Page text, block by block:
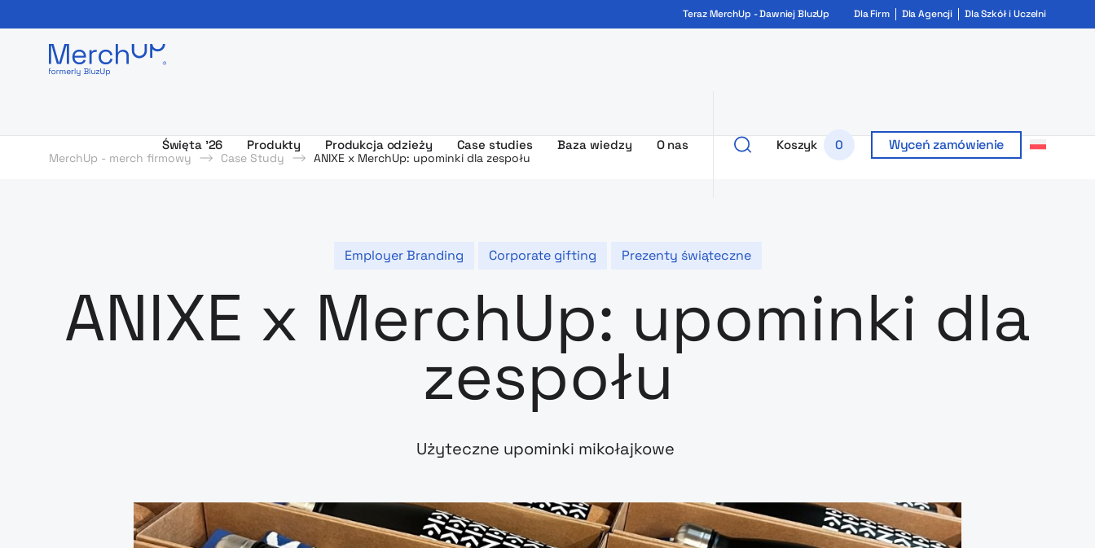
Teraz MerchUp - Dawniej BluzUp Dla Firm Dla Agencji Dla Szkół i Uczelni
Odzież reklamowa z nadrukiem i gadżety firmowe z logo - MerchUp
Święta ’26 Produkty Produkcja odzieży Case studies Baza wiedzy O nas Koszyk 0 Wyceń zamówienie
MerchUp - merch firmowy Case Study ANIXE x MerchUp: upominki dla zespołu
Employer Branding Corporate gifting Prezenty świąteczne
ANIXE x MerchUp: upominki dla
zespołu
Użyteczne upominki mikołajkowe